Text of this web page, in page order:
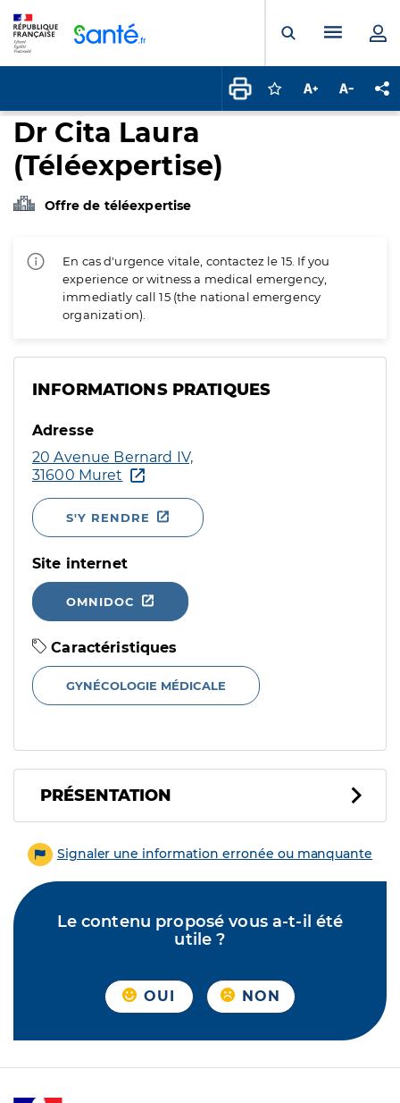
Ouvrir laMenu
Connectez-vous
Augmenter la
Dr Cita Laura
(Téléexpertise)
Offre de téléexpertise
En cas d'urgence vitale, contactez le 15. If you
experience or witness a medical emergency,
immediatly call 15 (the national emergency
organization).
INFORMATIONS PRATIQUES
Adresse
20 Avenue Bernard IV,
31600 Muret
S'Y RENDRE
Site internet
OMNIDOC
Caractéristiques
GYNÉCOLOGIE MÉDICALE
PRÉSENTATION
Signaler une information erronée ou manquante
Le contenu proposé vous a-t-il été
utile ?
OUI NON